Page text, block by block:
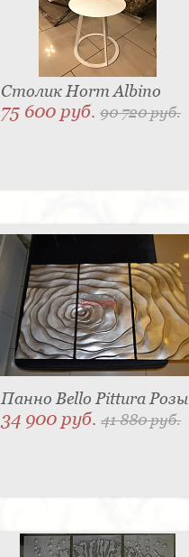
Столик Horm Albino
75 600 руб.90 720 руб.
Панно Bello Pittura Розы
34 900 руб.41 880 руб.